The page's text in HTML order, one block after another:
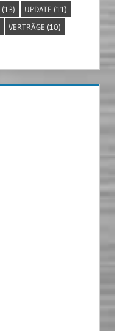
(13) UPDATE (11)
VERTRÄGE (10)